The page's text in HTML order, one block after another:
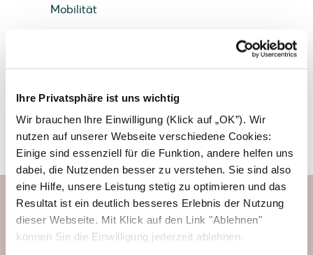
Ihre Privatsphäre ist uns wichtig
Wir brauchen Ihre Einwilligung (Klick auf „OK”). Wir
nutzen auf unserer Webseite verschiedene Cookies:
Einige sind essenziell für die Funktion, andere helfen uns
dabei, die Nutzenden besser zu verstehen. Sie sind also
eine Hilfe, unsere Leistung stetig zu optimieren und das
Resultat ist ein deutlich besseres Erlebnis der Nutzung
dieser Webseite. Mit Klick auf den Link "Ablehnen"
können Sie die Einwilligung jederzeit ablehnen.
Mobilität
Jetzt Partner werden und profitieren
Solarwatt Headquarter in Dresden
Photovoltaiksysteme direkt